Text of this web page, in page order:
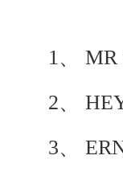
1、
2、
3、